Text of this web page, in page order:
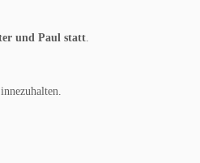
und Paul statt.